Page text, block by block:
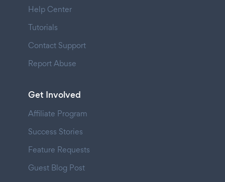
Help Center
Tutorials
Contact Support
Report Abuse
Get Involved
Affiliate Program
Success Stories
Feature Requests
Guest Blog Post